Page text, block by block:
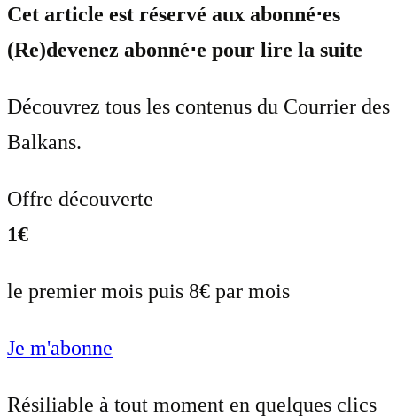
Cet article est réservé aux abonné⋅es
(Re)devenez abonné⋅e pour lire la suite
Découvrez tous les contenus du Courrier des
Balkans.
Offre découverte
1€
le premier mois puis 8€ par mois
Je m'abonne
Résiliable à tout moment en quelques clics